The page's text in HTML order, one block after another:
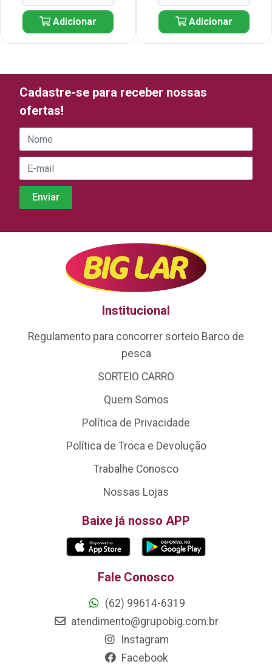
Adicionar Adicionar
Cadastre-se para receber nossas
ofertas!
Institucional
Regulamento para concorrer sorteio Barco de
pesca
SORTEIO CARRO
Quem Somos
Política de Privacidade
Política de Troca e Devolução
Trabalhe Conosco
Nossas Lojas
Baixe já nosso APP
Fale Conosco
(62) 99614-6319
atendimento@grupobig.com.br
Instagram
Facebook